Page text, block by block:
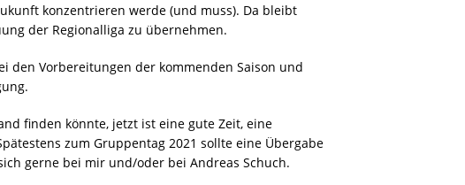
konzentrieren werde (und muss). Da bleibt
der Regionalliga zu übernehmen.
den Vorbereitungen der kommenden Saison und
finden könnte, jetzt ist eine gute Zeit, eine
zum Gruppentag 2021 sollte eine Übergabe
gerne bei mir und/oder bei Andreas Schuch.